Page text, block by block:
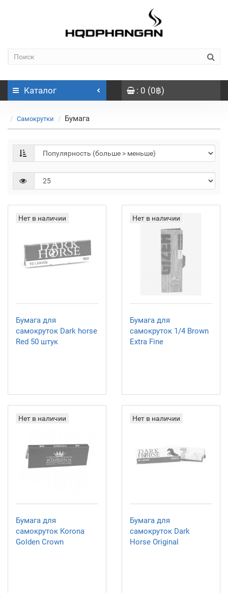
Каталог : 0 (0฿)
Самокрутки Бумага
Нет в наличии
Бумага для
самокруток Dark horse
Red 50 штук
Нет в наличии
Бумага для
самокруток 1/4 Brown
Extra Fine
Нет в наличии
Бумага для
самокруток Korona
Golden Crown
Нет в наличии
Бумага для
самокруток Dark
Horse Original